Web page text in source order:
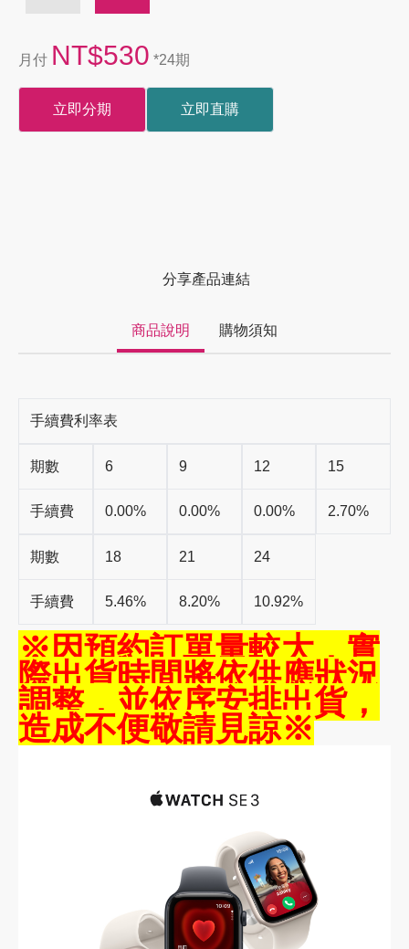
月付 NT$530 *24期
立即分期 立即直購
分享產品連結
商品說明 購物須知
手續費利率表
期數
手續費
6
0.00%
9
0.00%
12
0.00%
15
2.70%
期數
手續費
18
5.46%
21
8.20%
24
10.92%
※因預約訂單量較大，實
際出貨時間將依供應狀況
調整，並依序安排出貨，
造成不便敬請見諒※